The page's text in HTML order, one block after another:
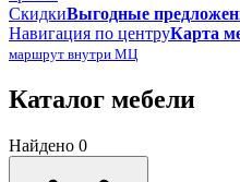
СкидкиВыгодные
Навигация по центруКарта
маршрут внутри МЦ
Каталог мебели
Найдено 0